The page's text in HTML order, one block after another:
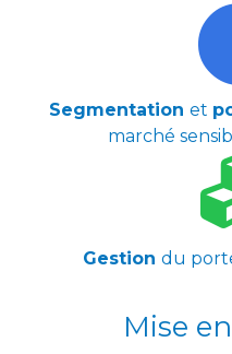
Segmentation et
marché
Gestion du
Mise en